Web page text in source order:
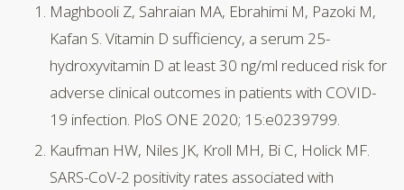
Maghbooli Z, Sahraian MA, Ebrahimi M, Pazoki M,
Kafan S. Vitamin D sufficiency, a serum 25-
hydroxyvitamin D at least 30 ng/ml reduced risk for
adverse clinical outcomes in patients with COVID-
19 infection. PloS ONE 2020; 15:e0239799.
Kaufman HW, Niles JK, Kroll MH, Bi C, Holick MF.
SARS-CoV-2 positivity rates associated with